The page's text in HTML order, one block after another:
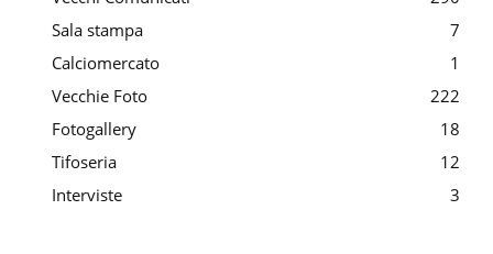
Sala stampa
7
Calciomercato
1
Vecchie Foto
222
Fotogallery
18
Tifoseria
12
Interviste
3